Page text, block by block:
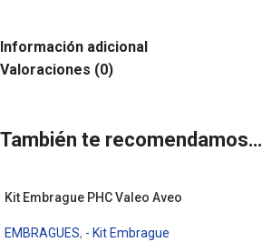
Información adicional
Valoraciones (0)
También te recomendamos…
Kit Embrague PHC Valeo Aveo
EMBRAGUES, - Kit Embrague